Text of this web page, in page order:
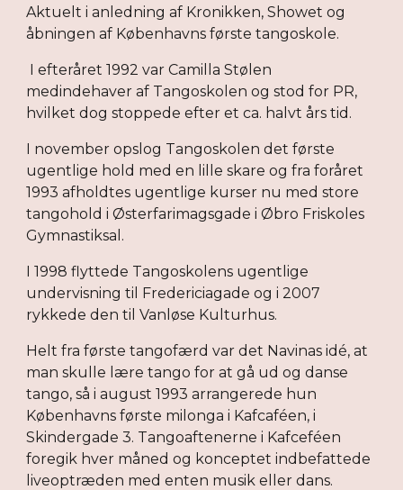
Aktuelt i anledning af Kronikken, Showet og
åbningen af Københavns første tangoskole.
medindehaver af Tangoskolen og stod for PR,
hvilket dog stoppede efter et ca. halvt års tid.
I november opslog Tangoskolen det første
ugentlige hold med en lille skare og fra foråret
1993 afholdtes ugentlige kurser nu med store
tangohold i Østerfarimagsgade i Øbro Friskoles
Gymnastiksal.
I 1998 flyttede Tangoskolens ugentlige
undervisning til Fredericiagade og i 2007
rykkede den til Vanløse Kulturhus.
Helt fra første tangofærd var det Navinas idé, at
man skulle lære tango for at gå ud og danse
tango, så i august 1993 arrangerede hun
Københavns første milonga i Kafcaféen, i
Skindergade 3. Tangoaftenerne i Kafceféen
foregik hver måned og konceptet indbefattede
liveoptræden med enten musik eller dans.